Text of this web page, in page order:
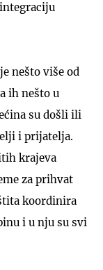
nešto više od
ih nešto u
su došli ili
i prijatelja.
krajeva
za prihvat
koordinira
i u nju su svi